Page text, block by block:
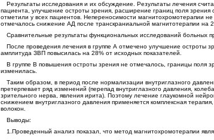
Результаты исследования и их обсуждение. Результаты лечения
пациента, улучшение остроты зрения, расширение границ поля
отметили у всех пациентов. Непереносимости магнитохромотерапии
отмечалось снижение АД после транскраниальной магнитотерапии на
Сравнительные результаты функциональных исследований больных
После проведения лечения в группе А отмечено улучшение остроты
амплитуда ЗВП повысилась на 28% от исходных показателей.
В группе В повышения остроты зрения не отмечалось, границы поля
изменилась.
Таким образом, в период после нормализации внутриглазного
претерпевает ряд изменений (перепад внутриглазного давления,
зрительного нерва, явления ирита). Поэтому лечение глаукомной
снижением внутриглазного давления применяется комплексная
волокон.
Выводы:
1.Проведенный анализ показал, что метод магнитохромотерапии